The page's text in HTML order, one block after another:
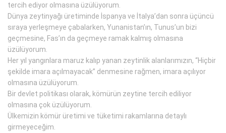
tercih ediyor olmasına üzülüyorum.
Dünya zeytinyağı üretiminde İspanya ve İtalya’dan sonra üçüncü
sıraya yerleşmeye çabalarken, Yunanistan’ın, Tunus’un bizi
geçmesine, Fas’ın da geçmeye ramak kalmış olmasına
üzülüyorum.
Her yıl yangınlara maruz kalıp yanan zeytinlik alanlarımızın, “Hiçbir
şekilde imara açılmayacak” denmesine rağmen, imara açılıyor
olmasına üzülüyorum.
Bir devlet politikası olarak, kömürün zeytine tercih ediliyor
olmasına çok üzülüyorum.
Ülkemizin kömür üretimi ve tüketimi rakamlarına detaylı
girmeyeceğim.